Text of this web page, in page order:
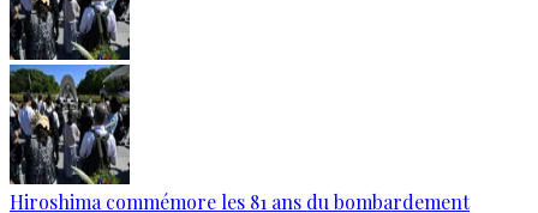
Hiroshima commémore les 81 ans du bombardement